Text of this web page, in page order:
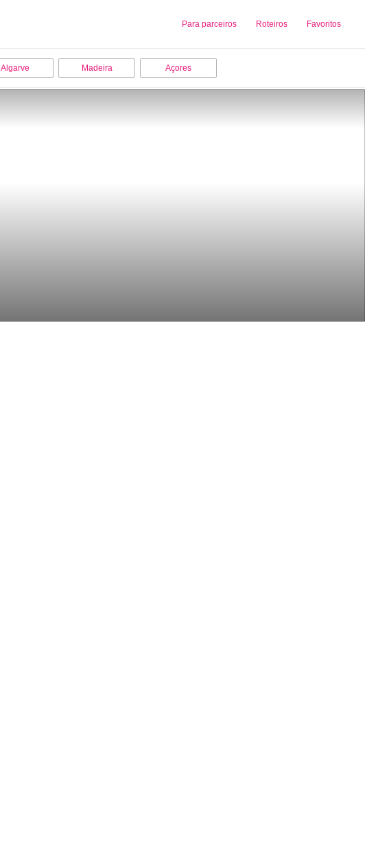
Para parceiros Roteiros Favoritos
Sobre nós Adicionar uma Empresa
Algarve Madeira Açores